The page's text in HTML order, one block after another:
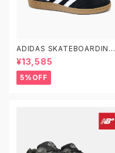
ADIDAS SKATEBOARDING
BUSENITZ G48060 22.0-2
9.0 アディダス スケートボーデ
ィング ブセニッツ
¥13,585
5%OFF